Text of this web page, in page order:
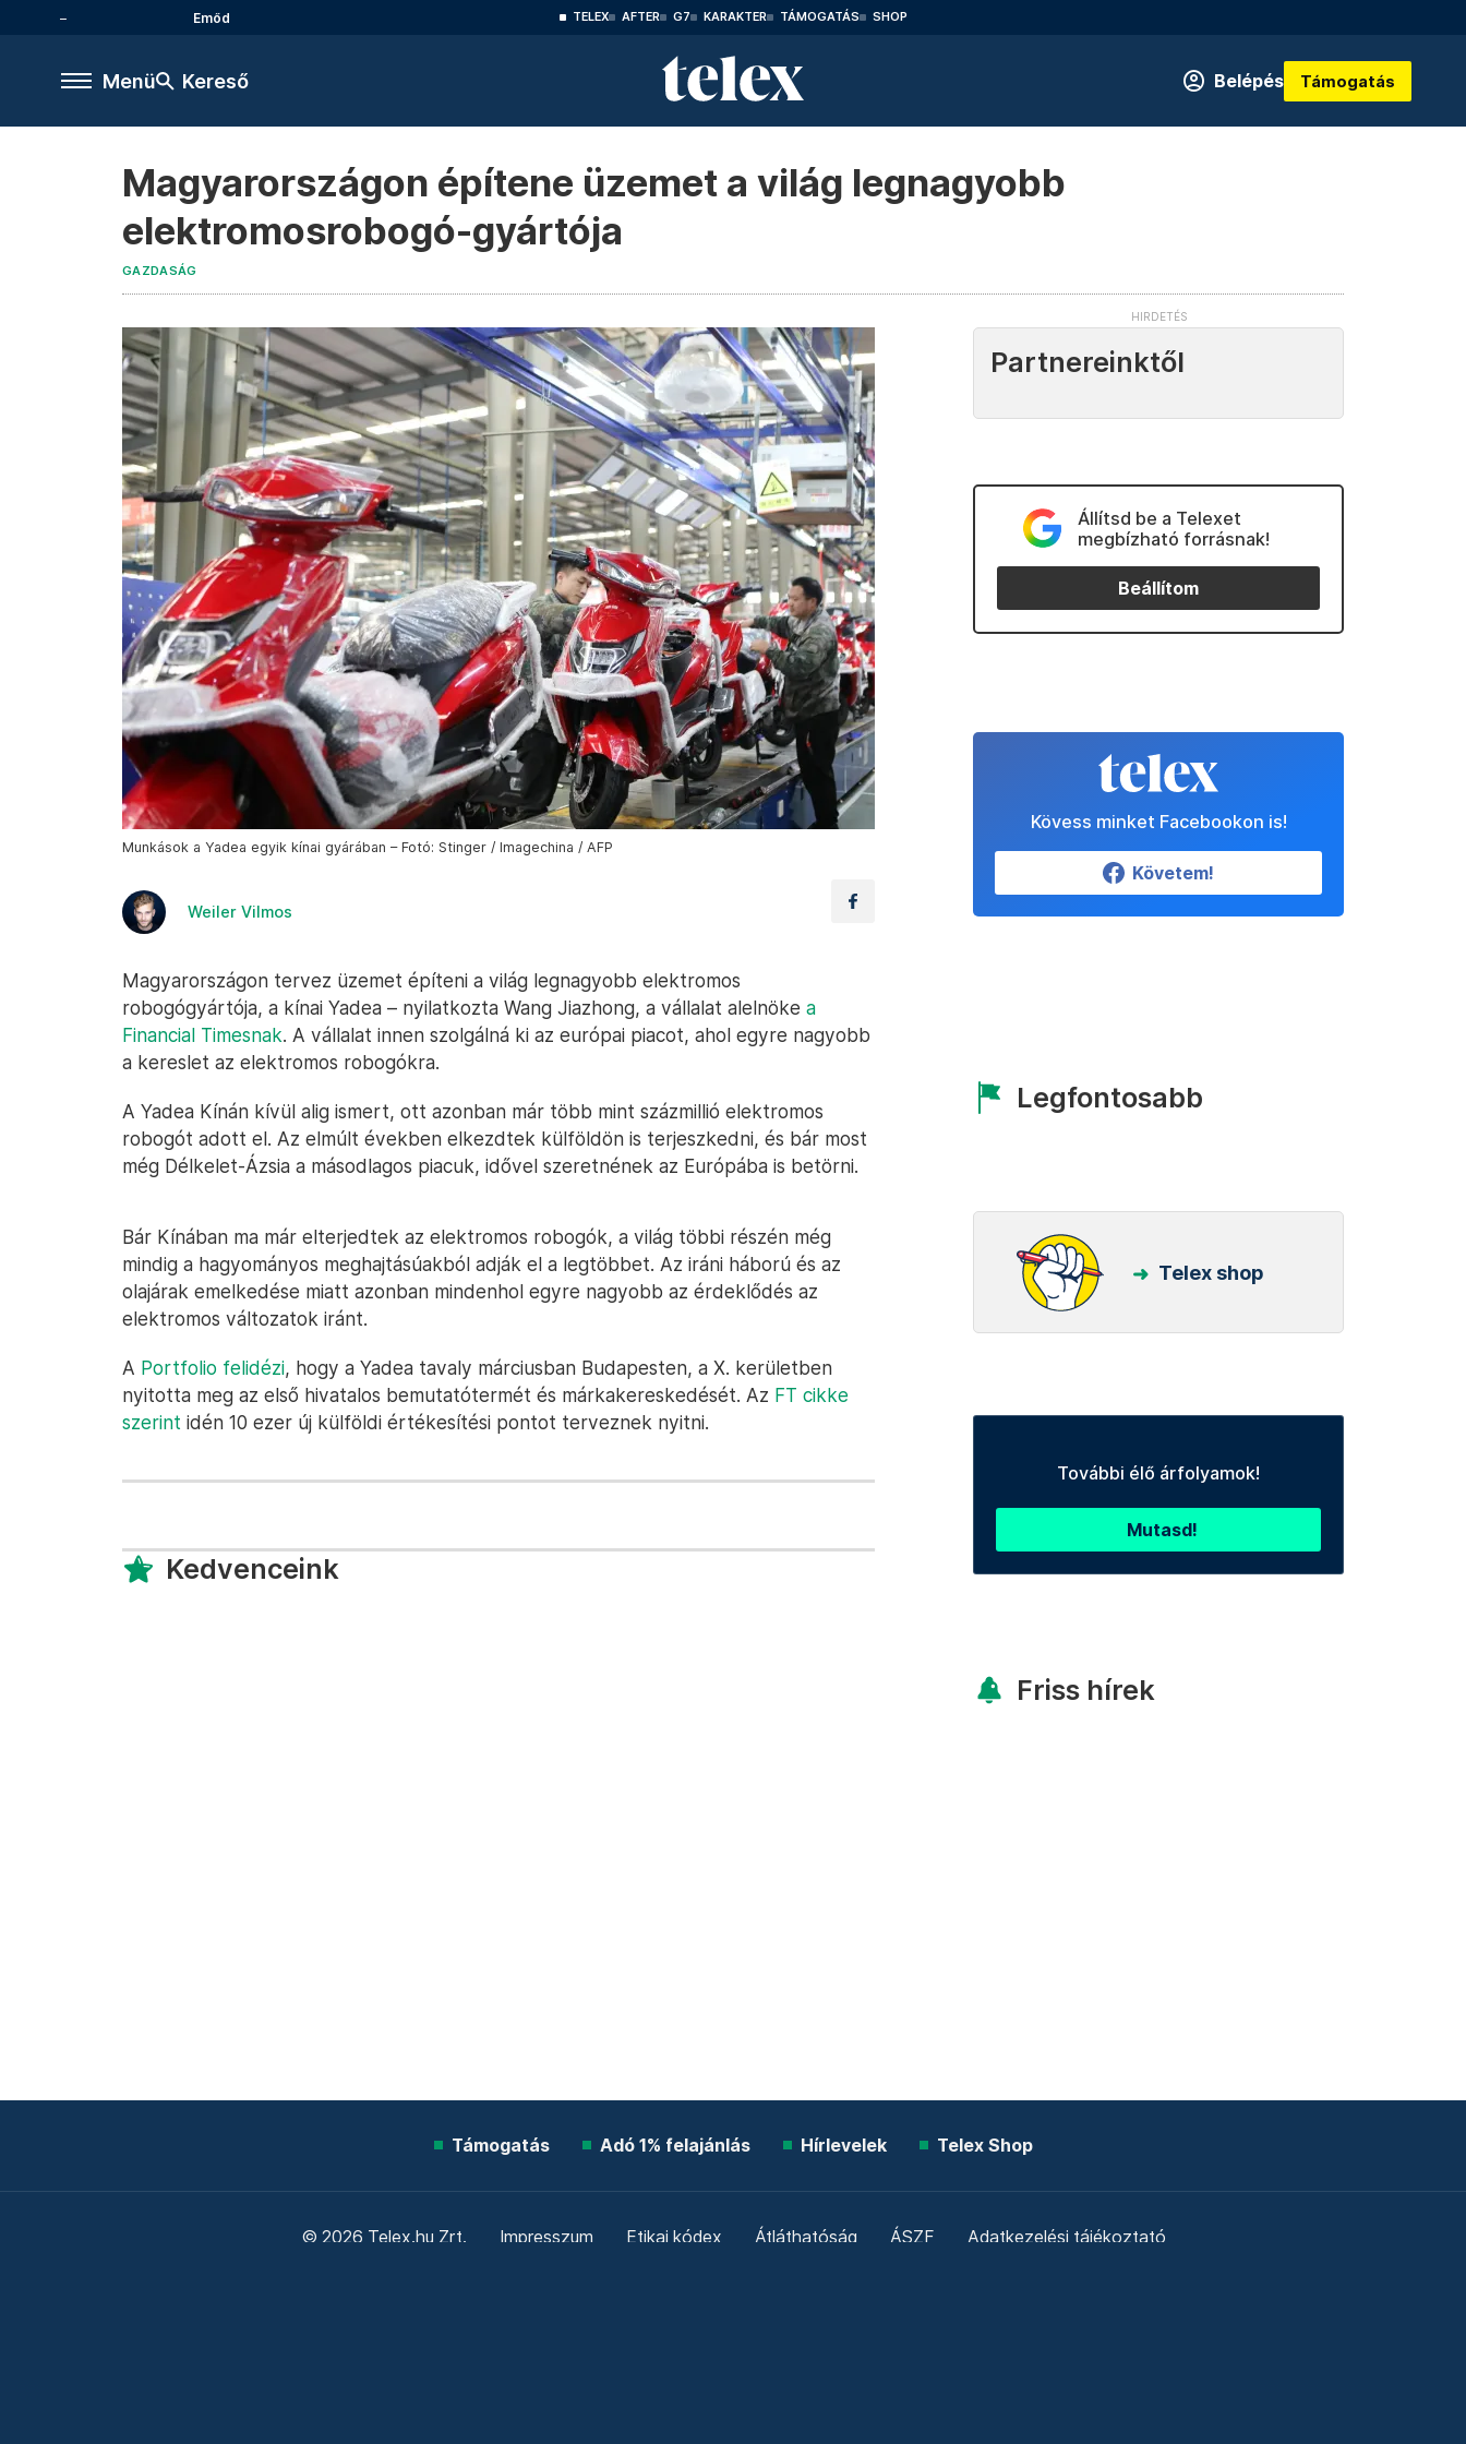
Emőd TELEX AFTER G7 KARAKTER TÁMOGATÁS SHOP
Menü Kereső Belépés Támogatás
Magyarországon építene üzemet a világ legnagyobb
elektromosrobogó-gyártója
GAZDASÁG
Munkások a Yadea egyik kínai gyárában – Fotó: Stinger / Imagechina / AFP
Weiler Vilmos
Magyarországon tervez üzemet építeni a világ legnagyobb elektromos
robogógyártója, a kínai Yadea – nyilatkozta Wang Jiazhong, a vállalat alelnöke a
Financial Timesnak. A vállalat innen szolgálná ki az európai piacot, ahol egyre nagyobb
a kereslet az elektromos robogókra.
A Yadea Kínán kívül alig ismert, ott azonban már több mint százmillió elektromos
robogót adott el. Az elmúlt években elkezdtek külföldön is terjeszkedni, és bár most
még Délkelet-Ázsia a másodlagos piacuk, idővel szeretnének az Európába is betörni.
Bár Kínában ma már elterjedtek az elektromos robogók, a világ többi részén még
mindig a hagyományos meghajtásúakból adják el a legtöbbet. Az iráni háború és az
olajárak emelkedése miatt azonban mindenhol egyre nagyobb az érdeklődés az
elektromos változatok iránt.
A Portfolio felidézi, hogy a Yadea tavaly márciusban Budapesten, a X. kerületben
nyitotta meg az első hivatalos bemutatótermét és márkakereskedését. Az FT cikke
szerint idén 10 ezer új külföldi értékesítési pontot terveznek nyitni.
Kedvenceink
Partnereinktől
Állítsd be a Telexet
megbízható forrásnak!
Beállítom
Kövess minket Facebookon is!
Követem!
Legfontosabb
Telex shop
További élő árfolyamok!
Mutasd!
Friss hírek
Támogatás Adó 1% felajánlás Hírlevelek Telex Shop
© 2026 Telex.hu Zrt. Impresszum Etikai kódex Átláthatóság ÁSZF Adatkezelési tájékoztató